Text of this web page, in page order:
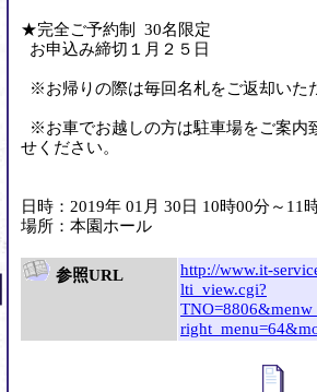
★完全ご予約制 30名限定
お申込み締切１月２５日
※お帰りの際は毎回名札をご返却いた
※お車でお越しの方は駐車場をご案内
せください。
日時：2019年 01月 30日 10時00分～11
場所：本園ホール
参照URL
http://www.it-
lti_view.cgi?